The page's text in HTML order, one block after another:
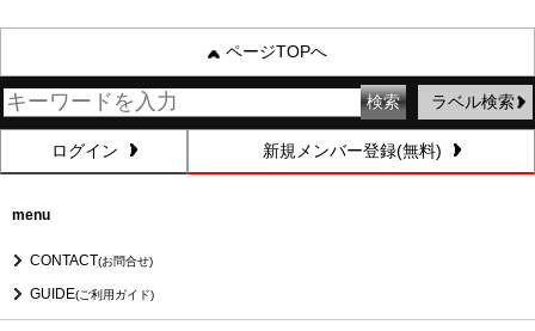
ページTOPへ
ラベル検索
ログイン 新規メンバー登録(無料)
menu
CONTACT(お問合せ)
GUIDE(ご利用ガイド)